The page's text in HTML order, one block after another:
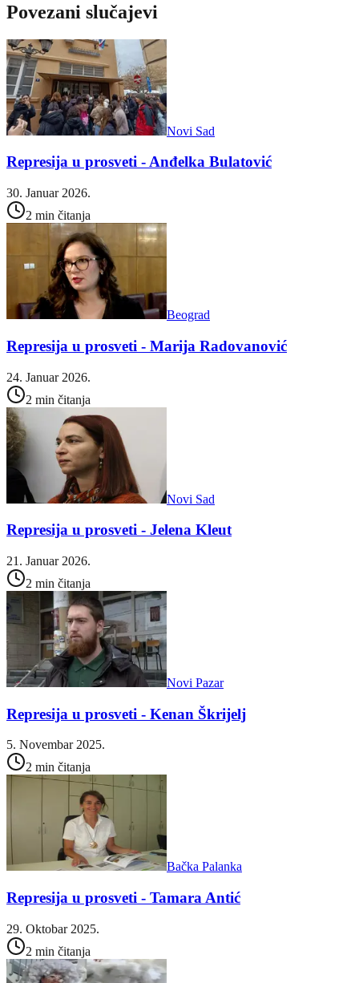
Povezani slučajevi
Novi Sad
Represija u prosveti - Anđelka Bulatović
30. Januar 2026.
2 min čitanja
Beograd
Represija u prosveti - Marija Radovanović
24. Januar 2026.
2 min čitanja
Novi Sad
Represija u prosveti - Jelena Kleut
21. Januar 2026.
2 min čitanja
Novi Pazar
Represija u prosveti - Kenan Škrijelj
5. Novembar 2025.
2 min čitanja
Bačka Palanka
Represija u prosveti - Tamara Antić
29. Oktobar 2025.
2 min čitanja